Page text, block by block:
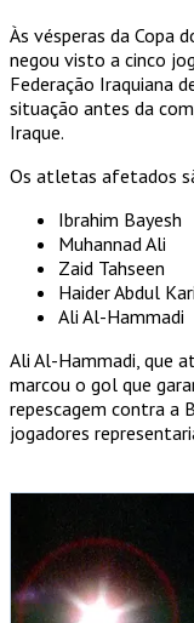
Às vésperas da Copa
negou visto a cinco
Federação Iraquiana
situação antes da
Iraque.
Os atletas afetados
Ibrahim Bayesh
Muhannad Ali
Zaid Tahseen
Haider Abdul
Ali Al-Hammadi
Ali Al-Hammadi, que
marcou o gol que
repescagem contra a
jogadores